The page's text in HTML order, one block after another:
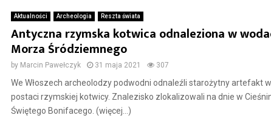
Aktualności Archeologia Reszta świata
Antyczna rzymska kotwica odnaleziona w
Morza Śródziemnego
by Marcin Pawełczyk 31 maja 2021 307
We Włoszech archeolodzy podwodni odnaleźli starożytny artefakt w
postaci rzymskiej kotwicy. Znalezisko zlokalizowali na dnie w
Świętego Bonifacego. (więcej…)